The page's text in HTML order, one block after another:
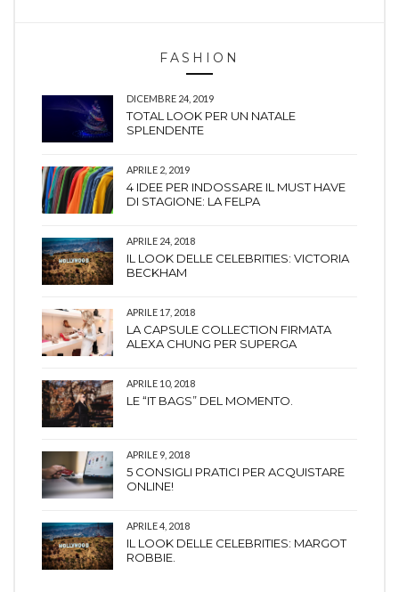
FASHION
DICEMBRE 24, 2019
TOTAL LOOK PER UN NATALE
SPLENDENTE
APRILE 2, 2019
4 IDEE PER INDOSSARE IL MUST HAVE
DI STAGIONE: LA FELPA
APRILE 24, 2018
IL LOOK DELLE CELEBRITIES: VICTORIA
BECKHAM
APRILE 17, 2018
LA CAPSULE COLLECTION FIRMATA
ALEXA CHUNG PER SUPERGA
APRILE 10, 2018
LE “IT BAGS” DEL MOMENTO.
APRILE 9, 2018
5 CONSIGLI PRATICI PER ACQUISTARE
ONLINE!
APRILE 4, 2018
IL LOOK DELLE CELEBRITIES: MARGOT
ROBBIE.